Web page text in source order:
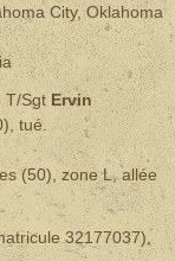
City, Oklahoma
T/Sgt Ervin
, tué.
(50), zone L, allée
32177037) ,